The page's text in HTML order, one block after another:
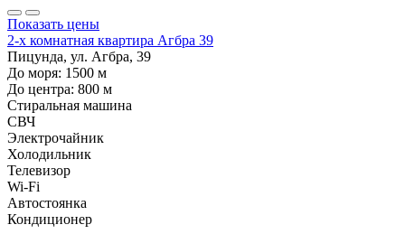
Показать цены
2-х комнатная квартира Агбра 39
Пицунда, ул. Агбра, 39
До моря: 1500 м
До центра: 800 м
Стиральная машина
СВЧ
Электрочайник
Холодильник
Телевизор
Wi-Fi
Автостоянка
Кондиционер